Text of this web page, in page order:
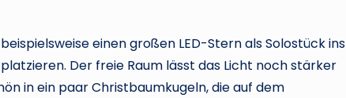
einen großen LED-Stern als Solostück ins
Der freie Raum lässt das Licht noch stärker
in ein paar Christbaumkugeln, die auf dem